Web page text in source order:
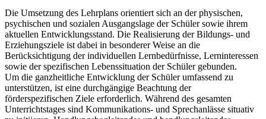
Die Umsetzung des Lehrplans orientiert sich an der physischen,
psychischen und sozialen Ausgangslage der Schüler sowie ihrem
aktuellen Entwicklungsstand. Die Realisierung der Bildungs- und
Erziehungsziele ist dabei in besonderer Weise an die
Berücksichtigung der individuellen Lernbedürfnisse, Lerninteressen
sowie der spezifischen Lebenssituation der Schüler gebunden.
Um die ganzheitliche Entwicklung der Schüler umfassend zu
unterstützen, ist eine durchgängige Beachtung der
förderspezifischen Ziele erforderlich. Während des gesamten
Unterrichtstages sind Kommunikations- und Sprechanlässe situativ